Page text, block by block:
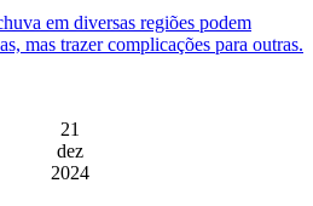
em diversas regiões podem
mas trazer complicações para outras.
21
dez
2024